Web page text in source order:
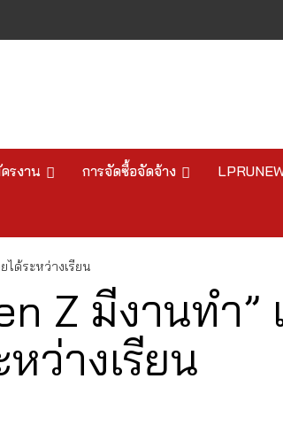
รงาน การจัดซื้อจัดจ้าง
ด้ระหว่างเรียน
Z มีงานทำ”
ว่างเรียน